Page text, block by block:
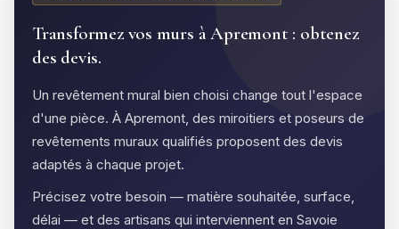
Transformez vos murs à Apremont : obtenez
des devis.
Un revêtement mural bien choisi change tout l'espace
d'une pièce. À Apremont, des miroitiers et poseurs de
revêtements muraux qualifiés proposent des devis
adaptés à chaque projet.
Précisez votre besoin — matière souhaitée, surface,
délai — et des artisans qui interviennent en Savoie